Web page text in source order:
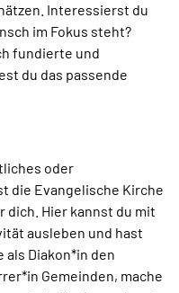
Interessierst du
im Fokus steht?
fundierte und
du das passende
oder
die Evangelische Kirche
Hier kannst du mit
ausleben und hast
als Diakon*in den
Gemeinden, mache